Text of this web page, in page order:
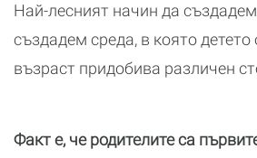
Най-лесният начин да
създадем среда, в която детето
възраст придобива различен
Факт е, че родителите са